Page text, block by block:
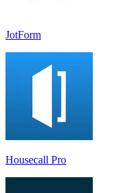
JotForm
Housecall Pro